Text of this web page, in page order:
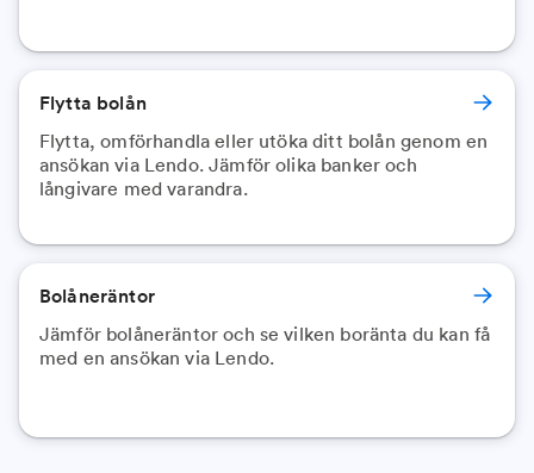
Flytta bolån
Flytta, omförhandla eller utöka ditt bolån genom en
ansökan via Lendo. Jämför olika banker och
långivare med varandra.
Bolåneräntor
Jämför bolåneräntor och se vilken boränta du kan få
med en ansökan via Lendo.